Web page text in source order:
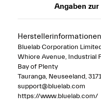
Angaben
Bluelab Corporation
Whiore Avenue, Industrial
Bay of Plenty
Tauranga, Neuseeland, 3171
support@bluelab.com
https://www.bluelab.com/